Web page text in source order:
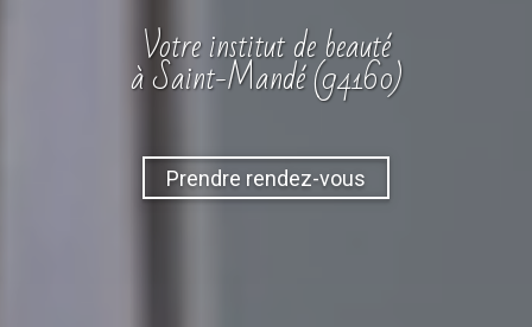
Votreinstitutde beauté
à Saint-Mandé (94160)
Prendre rendez-vous